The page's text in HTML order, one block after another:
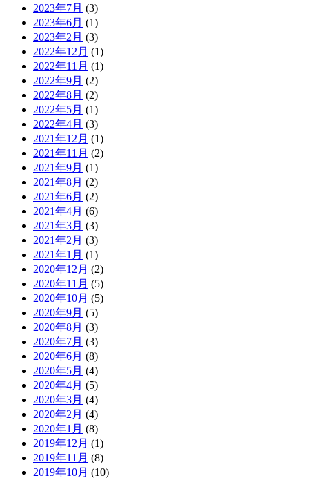
2023年7月 (3)
2023年6月 (1)
2023年2月 (3)
2022年12月 (1)
2022年11月 (1)
2022年9月 (2)
2022年8月 (2)
2022年5月 (1)
2022年4月 (3)
2021年12月 (1)
2021年11月 (2)
2021年9月 (1)
2021年8月 (2)
2021年6月 (2)
2021年4月 (6)
2021年3月 (3)
2021年2月 (3)
2021年1月 (1)
2020年12月 (2)
2020年11月 (5)
2020年10月 (5)
2020年9月 (5)
2020年8月 (3)
2020年7月 (3)
2020年6月 (8)
2020年5月 (4)
2020年4月 (5)
2020年3月 (4)
2020年2月 (4)
2020年1月 (8)
2019年12月 (1)
2019年11月 (8)
2019年10月 (10)